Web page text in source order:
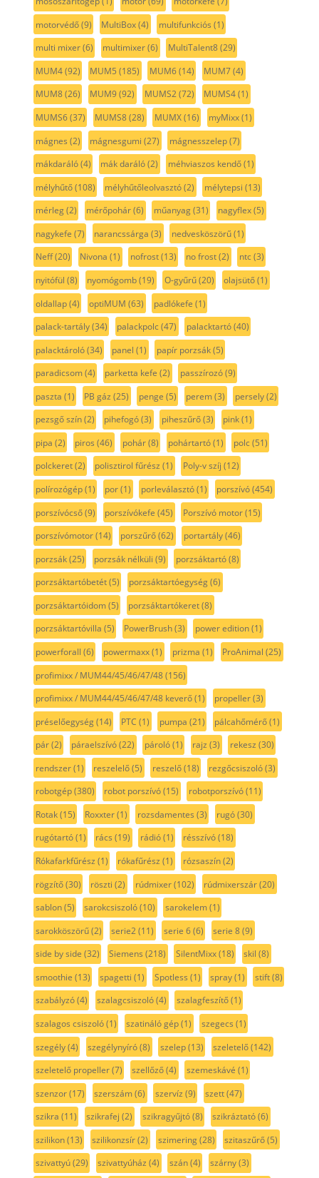
motorvédő(9) MultiBox(4) multifunkciós (1)
multi mixer(6) multimixer(6) MultiTalent8(29)
MUM4(92) MUM5 (185) MUM6(14) MUM7(4)
MUM8(26) MUM9(92) MUMS2(72) MUMS4(1)
MUMS6(37) MUMS8(28) MUMX(16) myMixx(1)
mágnes (2) mágnesgumi (27) mágnesszelep(7)
mákdaráló(4) mák daráló(2) méhviaszos kendő(1)
mélyhűtő(108) mélyhűtőleolvasztó(2) mélytepsi (13)
mérleg(2) mérőpohár(6) műanyag(31) nagyflex(5)
nagykefe (7) narancssárga (3) nedvesköszörű(1)
Neff(20) Nivona (1) nofrost(13) no frost(2) ntc(3)
nyitófül (8) nyomógomb(19) O-gyűrű(20) olajsütő(1)
oldallap(4) optiMUM (63) padlókefe (1)
palack-tartály(34) palackpolc(47) palacktartó(40)
palacktároló(34) panel (1) papír porzsák(5)
paradicsom(4) parketta kefe (2) passzírozó(9)
paszta (1) PB gáz (25) penge (5) perem(3) persely(2)
pezsgő szín(2) pihefogó(3) piheszűrő(3) pink(1)
pipa (2) piros (46) pohár(8) pohártartó(1) polc(51)
polckeret(2) polisztirol fűrész (1) Poly-v szíj (12)
polírozógép(1) por(1) porleválasztó(1) porszívó(454)
porszívócső(9) porszívókefe (45) Porszívó motor(15)
porszívómotor(14) porszűrő(62) portartály(46)
porzsák(25) porzsák nélküli (9) porzsáktartó(8)
porzsáktartóbetét(5) porzsáktartóegység(6)
porzsáktartóidom(5) porzsáktartókeret(8)
porzsáktartóvilla (5) PowerBrush(3) power edition(1)
powerforall (6) powermaxx(1) prizma (1) ProAnimal (25)
profimixx / MUM44/45/46/47/48(156)
profimixx / MUM44/45/46/47/48 keverő(1) propeller(3)
préselőegység(14) PTC (1) pumpa (21) pálcahőmérő(1)
pár(2) páraelszívó(22) pároló(1) rajz (3) rekesz (30)
rendszer(1) reszelelő(5) reszelő(18) rezgőcsiszoló(3)
robotgép(380) robot porszívó(15) robotporszívó(11)
Rotak(15) Roxxter(1) rozsdamentes (3) rugó(30)
rugótartó(1) rács (19) rádió(1) résszívó(18)
Rókafarkfűrész (1) rókafűrész (1) rózsaszín(2)
rögzítő(30) röszti (2) rúdmixer(102) rúdmixerszár(20)
sablon(5) sarokcsiszoló(10) sarokelem(1)
sarokköszörű(2) serie2(11) serie 6(6) serie 8(9)
side by side (32) Siemens (218) SilentMixx(18) skil (8)
smoothie (13) spagetti (1) Spotless (1) spray(1) stift(8)
szabályzó(4) szalagcsiszoló(4) szalagfeszítő(1)
szalagos csiszoló(1) szatináló gép(1) szegecs (1)
szegély(4) szegélynyíró(8) szelep(13) szeletelő(142)
szeletelő propeller(7) szellőző(4) szemeskávé (1)
szenzor(17) szerszám(6) szervíz (9) szett(47)
szikra (11) szikrafej (2) szikragyűjtó(8) szikráztató(6)
szilikon(13) szilikonzsír(2) szimering(28) szitaszűrő(5)
szivattyú(29) szivattyúház (4) szán(4) szárny(3)